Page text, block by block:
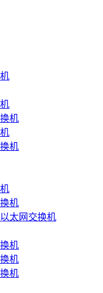
机
机
机
太网交换机
机
机
机